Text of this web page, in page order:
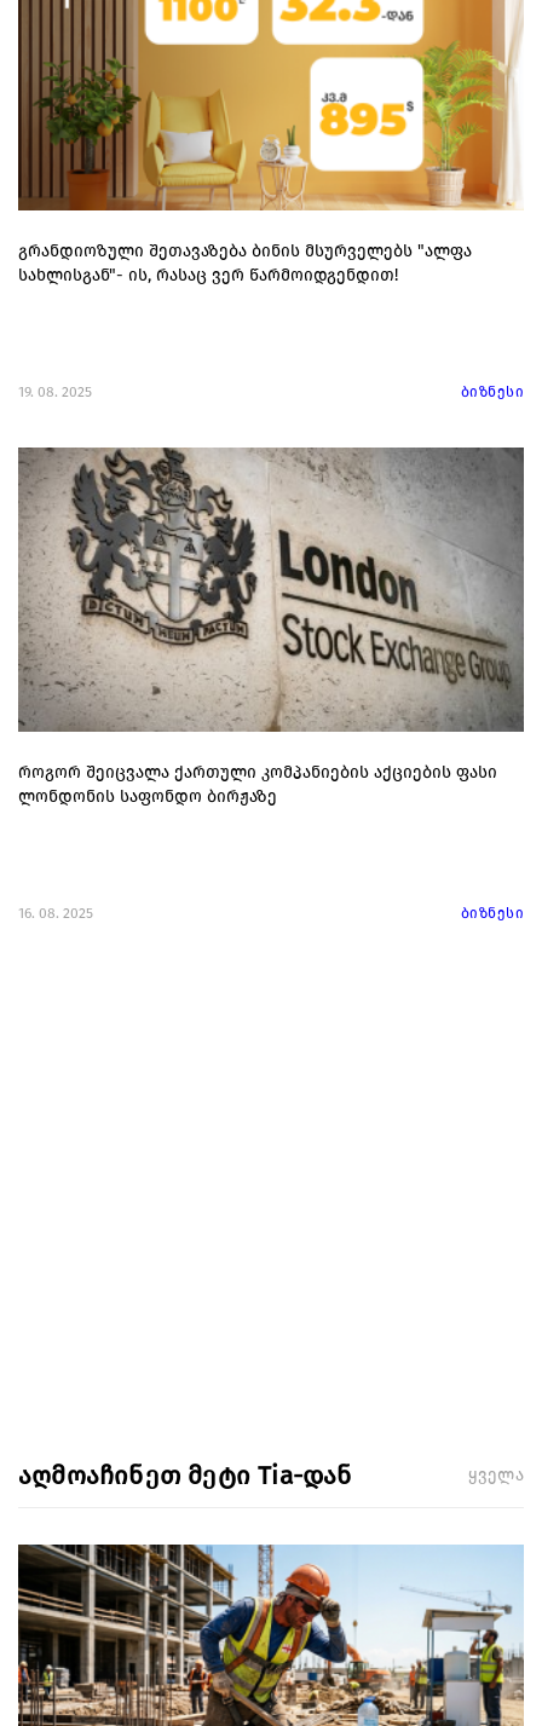
გრანდიოზული შეთავაზება ბინის მსურველებს "ალფა
სახლისგან"- ის, რასაც ვერ წარმოიდგენდით!
19. 08. 2025 ბიზნესი
როგორ შეიცვალა ქართული კომპანიების აქციების ფასი
ლონდონის საფონდო ბირჟაზე
16. 08. 2025 ბიზნესი
აღმოაჩინეთ მეტი Tia-დან ყველა